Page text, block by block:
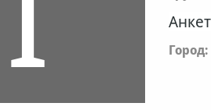
Город: